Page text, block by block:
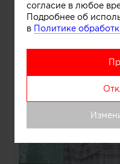
согласие в любое
Подробнее об
в Политике